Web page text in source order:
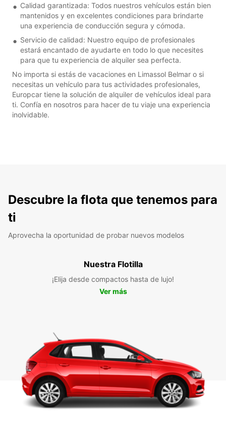
Calidad garantizada: Todos nuestros vehículos están bien
mantenidos y en excelentes condiciones para brindarte
una experiencia de conducción segura y cómoda.
Servicio de calidad: Nuestro equipo de profesionales
estará encantado de ayudarte en todo lo que necesites
para que tu experiencia de alquiler sea perfecta.
No importa si estás de vacaciones en Limassol Belmar o si
necesitas un vehículo para tus actividades profesionales,
Europcar tiene la solución de alquiler de vehículos ideal para
ti. Confía en nosotros para hacer de tu viaje una experiencia
inolvidable.
Descubre la flota que tenemos para
ti
Aprovecha la oportunidad de probar nuevos modelos
Nuestra Flotilla
¡Elija desde compactos hasta de lujo!
Ver más